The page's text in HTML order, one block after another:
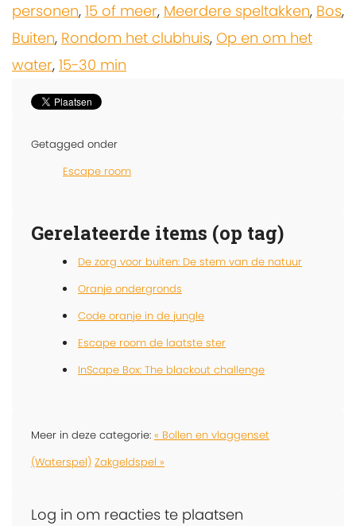
personen, 15 of meer, Meerdere speltakken, Bos,
Buiten, Rondom het clubhuis, Op en om het
water, 15-30 min
Getagged onder
Escape room
Gerelateerde items (op tag)
De zorg voor buiten: De stem van de natuur
Oranje ondergronds
Code oranje in de jungle
Escape room de laatste ster
InScape Box: The blackout challenge
Meer in deze categorie: « Bollen en vlaggenset
(Waterspel) Zakgeldspel »
Log in om reacties te plaatsen